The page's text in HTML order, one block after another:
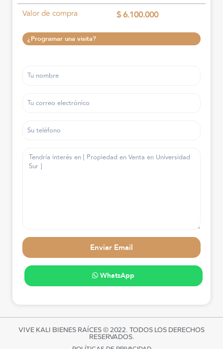
Valor de compra $ 6.100.000
¿Programar una visita?
WhatsApp
VIVE KALI BIENES RAÍCES © 2022. TODOS LOS DERECHOS
RESERVADOS.